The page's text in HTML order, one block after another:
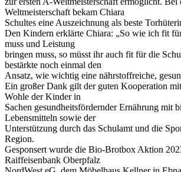
Weltmeisterschaft bekam Chiara
Schultes eine Auszeichnung als beste
Den Kindern erklärte Chiara: „So wie ich fit
muss und Leistung
bringen muss, so müsst ihr auch fit für die
bestärkte noch einmal den
Ansatz, wie wichtig eine nährstoffreiche,
Ein großer Dank gilt der guten Kooperation
Wohle der Kinder in
Sachen gesundheitsfördernder Ernährung mit
Lebensmitteln sowie der
Unterstützung durch das Schulamt und die
Region.
Gesponsert wurde die Bio-Brotbox Aktion
Raiffeisenbank Oberpfalz